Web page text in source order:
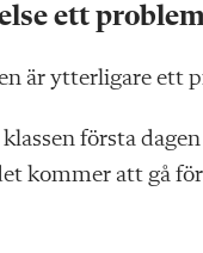
ett
är ytterligare ett
första
kommer att gå